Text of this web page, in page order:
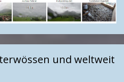
und weltweit